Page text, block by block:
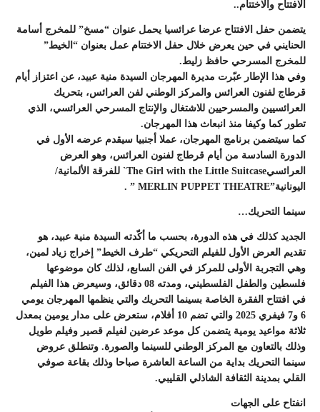
الافتتاح والاختتام..
يتضمن حفل الافتتاح عرضا عرائسيا يحمل عنوان “مسخ” للمخرج أسامة
الحنايني في حين يعرض خلال حفل الاختتام عمل بعنوان “الخيط”
للمخرج المسرحي حافظ زليط.
وفي هذا الإطار عبّرت مديرة المهرجان السيدة منية عبيد، عن اعتزاز أيام
قرطاج لفنون العرائس والمركز الوطني لفن العرائس، بتحريك
العرائسيين والمسرحيين للاشتغال والإنتاج المسرحي العرائسي، الذي
تطور كما وكيفا منذ انبعاث هذا المهرجان.
كما سيتضمن برنامج المهرجان، عملا أجنبيا سيقدم عرضه الأول في
الدورة السادسة من أيام قرطاج لفنون العرائس، وهو العرض
العرائسيThe Girl with the Little Suitcase` للفرقة الألمانية/
اليونانية”MERLIN PUPPET THEATRE ” .
سينما التحريك…
الجديد كذلك في هذه الدورة، بحسب ما أكّدته السيدة منية عبيد، هو
تقديم العرض الأول للفيلم التحريكي “طرف الخيط” إخراج زياد لمين،
وهي التجربة الأولى للمركز في الفن السابع، لذلك كان موضوعها
فلسطين والطفل الفلسطيني، ومدته 08 دقائق، وسيعرض هذا الفيلم
في افتتاح الفقرة الخاصة بسينما التحريك والتي ينظمها المهرجان يومي
6 و7 فيفري 2025 والتي تضم 10 أفلام، ستعرض على مدار يومين بمعدل
ثلاثة مواعيد يومية يتضمن كل موعد عرضين لفيلم قصير وفيلم طويل
وذلك بالتعاون مع المركز الوطني للسينما والصورة. وتنطلق عروض
سينما التحريك بداية من الساعة العاشرة صباحا وذلك بقاعة صوفي
القلي بمدينة الثقافة الشاذلي القليبي.
انفتاح على الجهات